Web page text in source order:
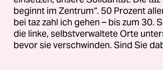
beginnt im Zentrum“. 50 Prozent
bei taz zahl ich gehen – bis zum 30.
die linke, selbstverwaltete Orte
bevor sie verschwinden. Sind Sie